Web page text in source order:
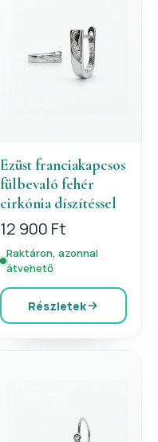
Ezüst franciakapcsos
fülbevaló fehér
cirkónia díszítéssel
12 900 Ft
Raktáron, azonnal
átvehető
Részletek